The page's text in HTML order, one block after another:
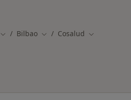
Cambiar de ciudad
Bilbao Cambiar de ciudad
Cosalud Cambiar de